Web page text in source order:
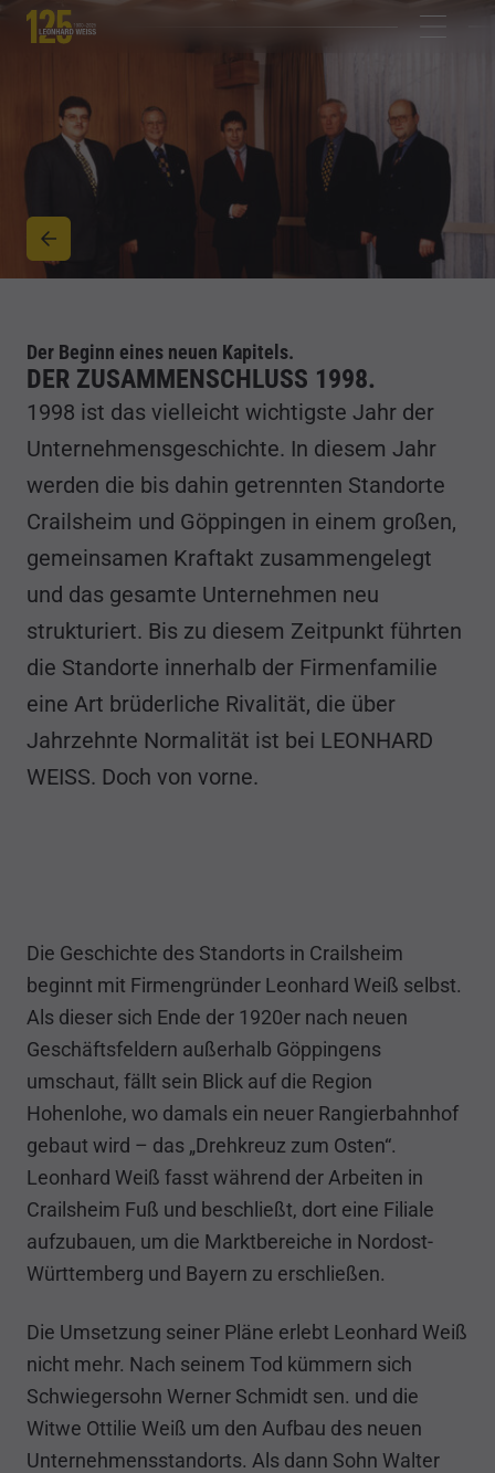
Der Beginn eines neuen Kapitels.
DER ZUSAMMENSCHLUSS 1998.
1998 ist das vielleicht wichtigste Jahr der
Unternehmensgeschichte. In diesem Jahr
werden die bis dahin getrennten Standorte
Crailsheim und Göppingen in einem großen,
gemeinsamen Kraftakt zusammengelegt
und das gesamte Unternehmen neu
strukturiert. Bis zu diesem Zeitpunkt führten
die Standorte innerhalb der Firmenfamilie
eine Art brüderliche Rivalität, die über
Jahrzehnte Normalität ist bei LEONHARD
WEISS. Doch von vorne.
Die Geschichte des Standorts in Crailsheim
beginnt mit Firmengründer Leonhard Weiß selbst.
Als dieser sich Ende der 1920er nach neuen
Geschäftsfeldern außerhalb Göppingens
umschaut, fällt sein Blick auf die Region
Hohenlohe, wo damals ein neuer Rangierbahnhof
gebaut wird – das „Drehkreuz zum Osten“.
Leonhard Weiß fasst während der Arbeiten in
Crailsheim Fuß und beschließt, dort eine Filiale
aufzubauen, um die Marktbereiche in Nordost-
Württemberg und Bayern zu erschließen.
Die Umsetzung seiner Pläne erlebt Leonhard Weiß
nicht mehr. Nach seinem Tod kümmern sich
Schwiegersohn Werner Schmidt sen. und die
Witwe Ottilie Weiß um den Aufbau des neuen
Unternehmensstandorts. Als dann Sohn Walter